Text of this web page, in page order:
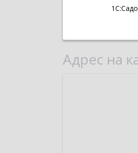
Адрес на